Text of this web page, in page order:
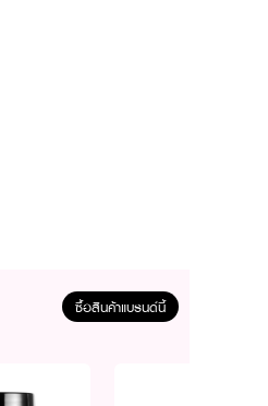
ซื้อสินค้าแบรนด์นี้